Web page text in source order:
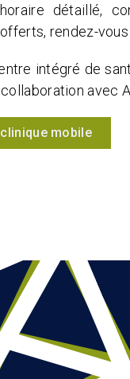
détaillé,
rendez-
intégré de
avec
mobile